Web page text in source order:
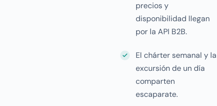
precios y
disponibilidad llegan
por la API B2B.
El chárter semanal y la
excursión de un día
comparten
escaparate.